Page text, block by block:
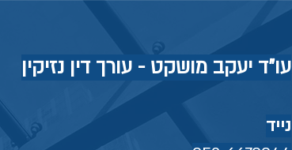
עו"ד יעקב מושקט - עורך דין נזיקין
נייד